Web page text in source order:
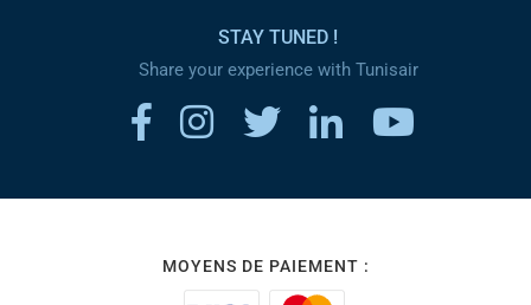
STAY TUNED !
Share your experience with Tunisair
MOYENS DE PAIEMENT :